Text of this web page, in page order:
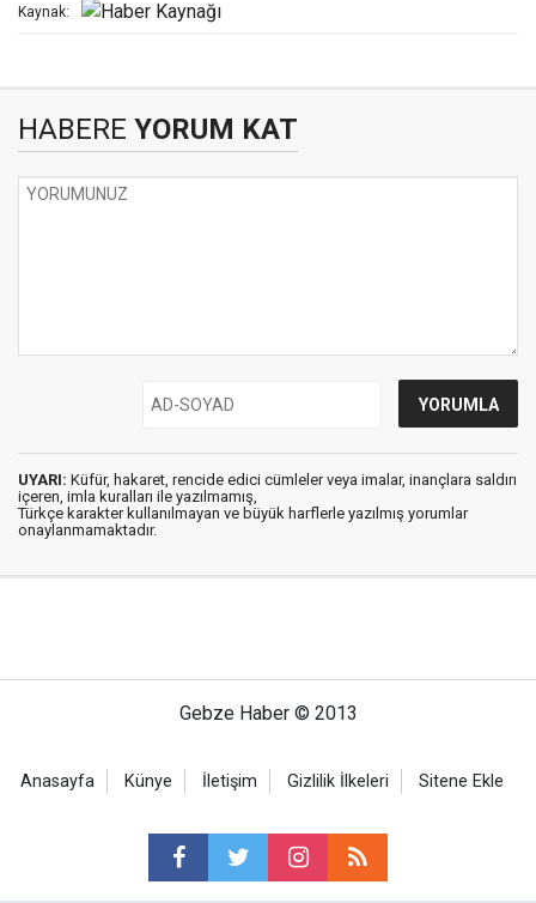
Kaynak:
HABERE YORUM KAT
UYARI: Küfür, hakaret, rencide edici cümleler veya imalar, inançlara saldırı
içeren, imla kuralları ile yazılmamış,
Türkçe karakter kullanılmayan ve büyük harflerle yazılmış yorumlar
onaylanmamaktadır.
Gebze Haber © 2013
Anasayfa Künye İletişim Gizlilik İlkeleri Sitene Ekle